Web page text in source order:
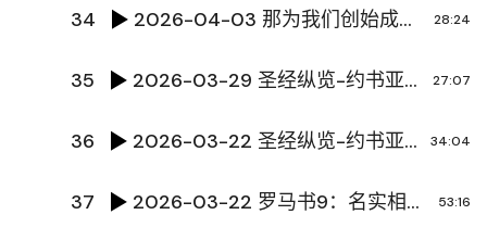
34 2026-04-03 那为我们创始成终的 默默的耶稣 陈国辉传道 28:24
35 2026-03-29 圣经纵览-约书亚记15 陈国辉传道 27:07
36 2026-03-22 圣经纵览-约书亚记14 陈国辉传道 34:04
37 2026-03-22 罗马书9：名实相符的信仰 陈国辉传道 53:16